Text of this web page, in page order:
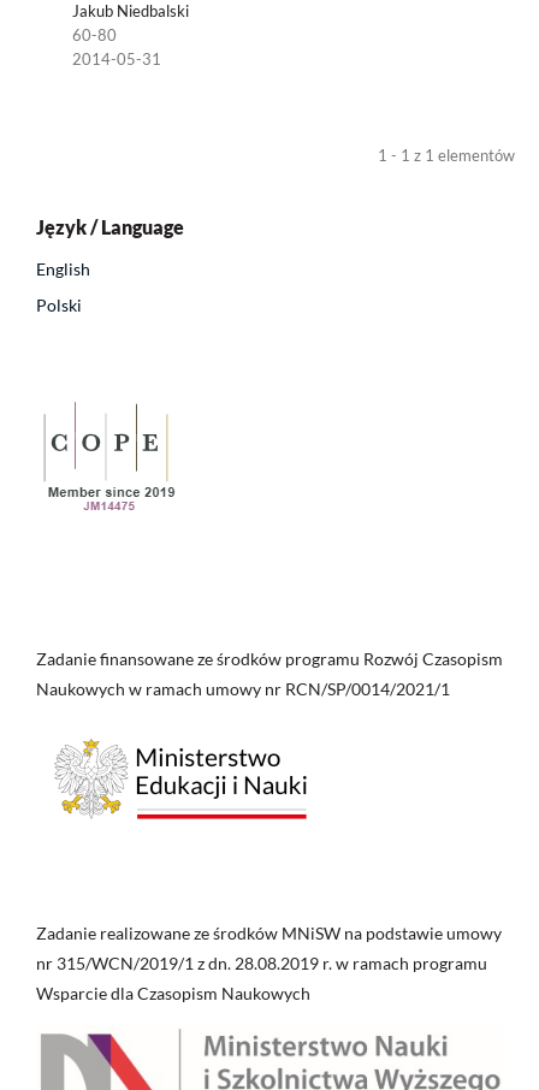
Jakub Niedbalski
60-80
2014-05-31
1 - 1 z 1 elementów
Język / Language
English
Polski
Zadanie finansowane ze środków programu Rozwój Czasopism
Naukowych w ramach umowy nr RCN/SP/0014/2021/1
Zadanie realizowane ze środków MNiSW na podstawie umowy
nr 315/WCN/2019/1 z dn. 28.08.2019 r. w ramach programu
Wsparcie dla Czasopism Naukowych